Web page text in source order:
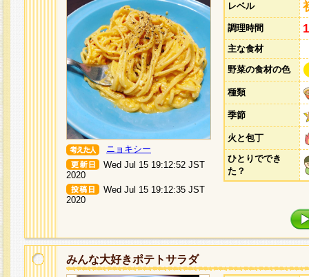
ニョキシー
Wed Jul 15 19:12:52 JST
2020
Wed Jul 15 19:12:35 JST
2020
レベル
調理時間
主な食材
野菜の食材の色
種類
季節
火と包丁
ひとりででき
た？
みんな大好きポテトサラダ